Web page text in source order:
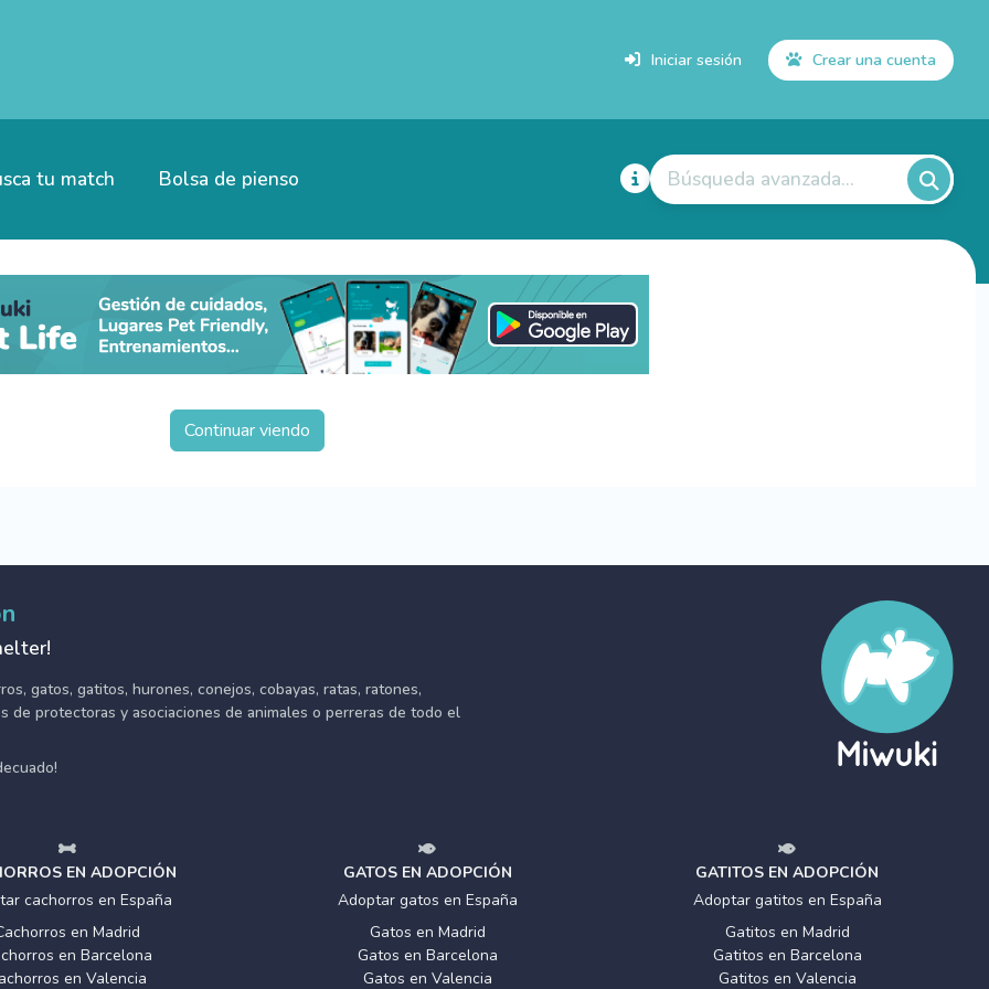
Iniciar sesión Crear una cuenta
tu match Bolsa de pienso Búsqueda avanzada...
Continuar viendo
gatos, gatitos, hurones, conejos, cobayas, ratas, ratones,
de protectoras y asociaciones de animales o perreras de todo el
EN ADOPCIÓN
cachorros en España
en Madrid
en Barcelona
en Valencia
GATOS EN ADOPCIÓN
Adoptar gatos en España
Gatos en Madrid
Gatos en Barcelona
Gatos en Valencia
GATITOS EN ADOPCIÓN
Adoptar gatitos en España
Gatitos en Madrid
Gatitos en Barcelona
Gatitos en Valencia